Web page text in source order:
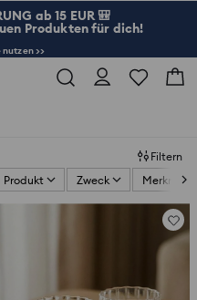
ab 15 EUR 🎒
Produkten für dich!
>>
Filtern
Produkt Zweck Merkmale